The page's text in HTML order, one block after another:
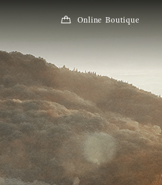
Online Boutique